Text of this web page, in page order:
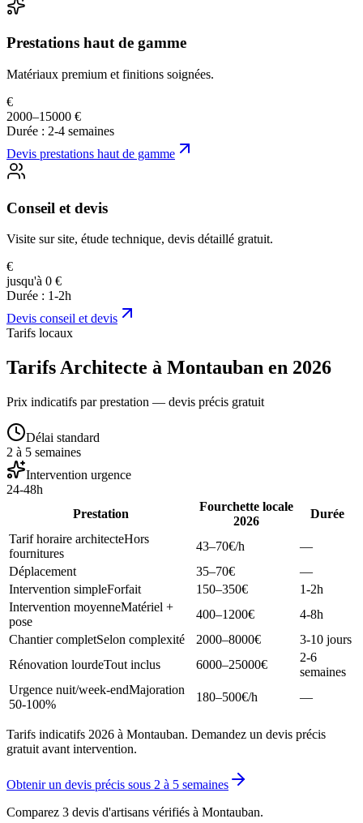
Prestations haut de gamme
Matériaux premium et finitions soignées.
€
2000–15000 €
Durée : 2-4 semaines
Devis prestations haut de gamme
Conseil et devis
Visite sur site, étude technique, devis détaillé gratuit.
€
jusqu'à 0 €
Durée : 1-2h
Devis conseil et devis
Tarifs locaux
Tarifs Architecte à Montauban en 2026
Prix indicatifs par prestation — devis précis gratuit
Délai standard
2 à 5 semaines
Intervention urgence
24-48h
Prestation
Fourchette locale
2026
Durée
Tarif horaire architecteHors
fournitures
43–70€/h
—
Déplacement
35–70€
—
Intervention simpleForfait 150–350€
1-2h
Intervention moyenneMatériel +
pose
400–1200€
4-8h
Chantier completSelon complexité 2000–8000€
3-10 jours
Rénovation lourdeTout inclus 6000–25000€
2-6
semaines
Urgence nuit/week-endMajoration
50-100%
180–500€/h —
Tarifs indicatifs 2026 à Montauban. Demandez un devis précis
gratuit avant intervention.
Obtenir un devis précis sous 2 à 5 semaines
Comparez 3 devis d'artisans vérifiés à Montauban.